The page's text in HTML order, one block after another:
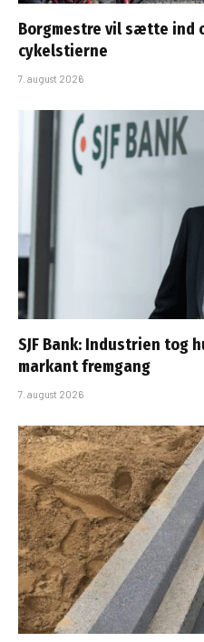
Borgmestre vil sætte ind
cykelstierne
7. august 2026
SJF Bank: Industrien tog
markant fremgang
7. august 2026